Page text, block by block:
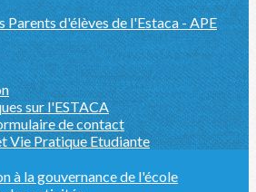
sur l'ESTACA
de contact
Vie Pratique Etudiante
à la gouvernance de l'école